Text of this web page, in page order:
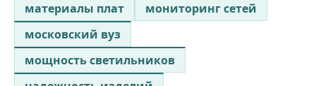
материалы плат
мониторинг сетей
московский вуз
мощность светильников